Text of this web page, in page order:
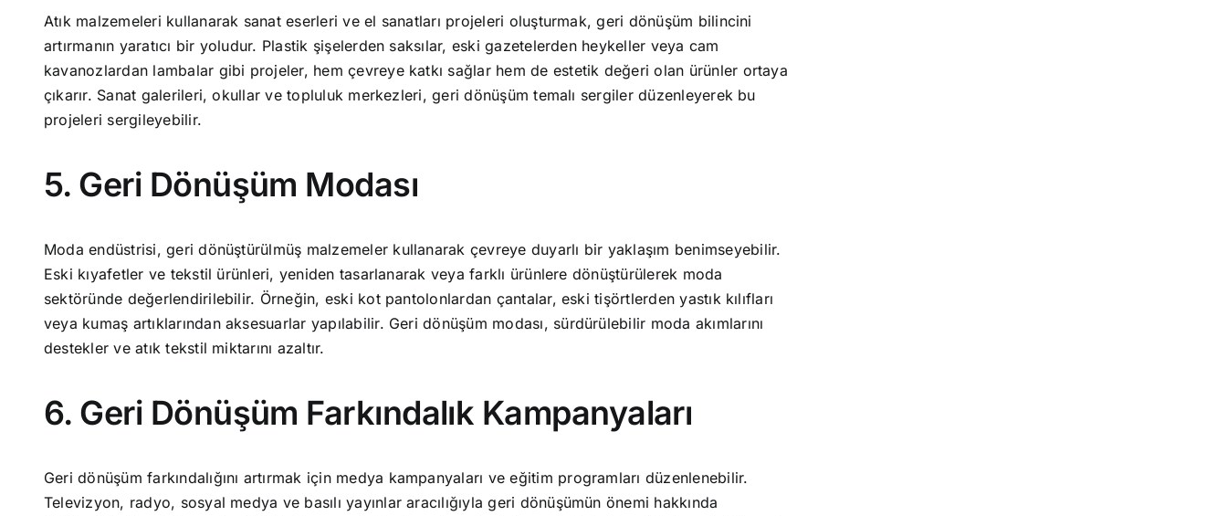
Atık malzemeleri kullanarak sanat eserleri ve el sanatları projeleri oluşturmak, geri dönüşüm bilincini
artırmanın yaratıcı bir yoludur. Plastik şişelerden saksılar, eski gazetelerden heykeller veya cam
kavanozlardan lambalar gibi projeler, hem çevreye katkı sağlar hem de estetik değeri olan ürünler ortaya
çıkarır. Sanat galerileri, okullar ve topluluk merkezleri, geri dönüşüm temalı sergiler düzenleyerek bu
projeleri sergileyebilir.
5. Geri Dönüşüm Modası
Moda endüstrisi, geri dönüştürülmüş malzemeler kullanarak çevreye duyarlı bir yaklaşım benimseyebilir.
Eski kıyafetler ve tekstil ürünleri, yeniden tasarlanarak veya farklı ürünlere dönüştürülerek moda
sektöründe değerlendirilebilir. Örneğin, eski kot pantolonlardan çantalar, eski tişörtlerden yastık kılıfları
veya kumaş artıklarından aksesuarlar yapılabilir. Geri dönüşüm modası, sürdürülebilir moda akımlarını
destekler ve atık tekstil miktarını azaltır.
6. Geri Dönüşüm Farkındalık Kampanyaları
Geri dönüşüm farkındalığını artırmak için medya kampanyaları ve eğitim programları düzenlenebilir.
Televizyon, radyo, sosyal medya ve basılı yayınlar aracılığıyla geri dönüşümün önemi hakkında